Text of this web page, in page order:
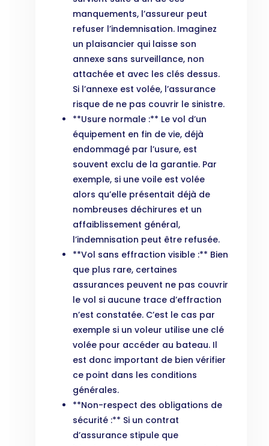
manquements, l’assureur peut
refuser l’indemnisation. Imaginez
un plaisancier qui laisse son
annexe sans surveillance, non
attachée et avec les clés dessus.
Si l’annexe est volée, l’assurance
risque de ne pas couvrir le sinistre.
**Usure normale :** Le vol d’un
équipement en fin de vie, déjà
endommagé par l’usure, est
souvent exclu de la garantie. Par
exemple, si une voile est volée
alors qu’elle présentait déjà de
nombreuses déchirures et un
affaiblissement général,
l’indemnisation peut être refusée.
**Vol sans effraction visible :** Bien
que plus rare, certaines
assurances peuvent ne pas couvrir
le vol si aucune trace d’effraction
n’est constatée. C’est le cas par
exemple si un voleur utilise une clé
volée pour accéder au bateau. Il
est donc important de bien vérifier
ce point dans les conditions
générales.
**Non-respect des obligations de
sécurité :** Si un contrat
d’assurance stipule que